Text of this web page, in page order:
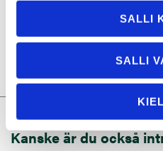
SALLI
SALLI
Hans uppskattning är att
kunna utnyttjas i flera år,
Kanske är du också